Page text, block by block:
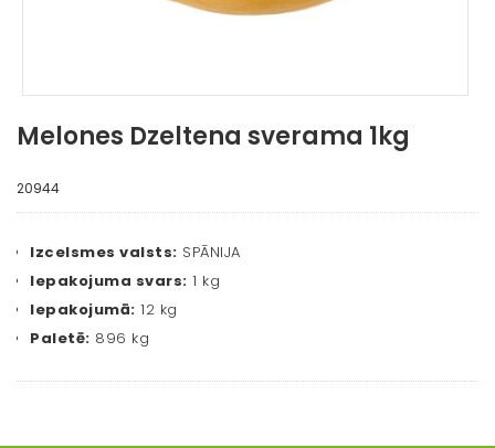
Melones Dzeltena sverama 1kg
20944
Izcelsmes valsts: SPĀNIJA
Iepakojuma svars: 1 kg
Iepakojumā: 12 kg
Paletē: 896 kg